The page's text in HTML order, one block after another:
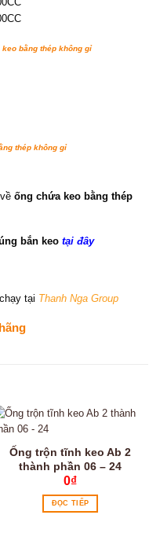
bằng thép không gỉ
thép không gỉ
về ống chứa keo bằng thép
bắn keo tại đây
tại Thanh Nga Group
Ống trộn tĩnh keo Ab 2
thành phần 06 – 24
0₫
ĐỌC TIẾP